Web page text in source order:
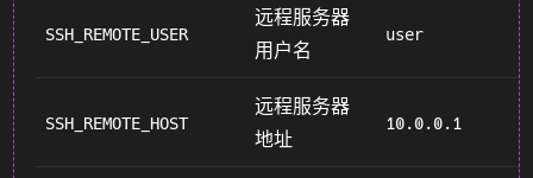
SSH_REMOTE_USER
远程服务器
用户名
user
SSH_REMOTE_HOST
远程服务器
地址
10.0.0.1